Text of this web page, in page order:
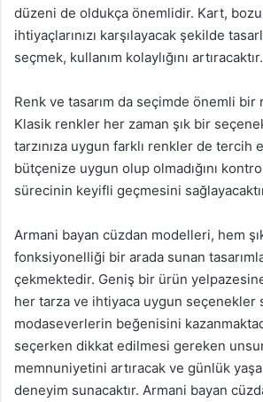
düzeni de oldukça önemlidir. Kart,
ihtiyaçlarınızı karşılayacak şekilde
seçmek, kullanım kolaylığını artıracaktır.
Renk ve tasarım da seçimde önemli bir
Klasik renkler her zaman şık bir
tarzınıza uygun farklı renkler de tercih
bütçenize uygun olup olmadığını
sürecinin keyifli geçmesini
Armani bayan cüzdan modelleri, hem
fonksiyonelliği bir arada sunan
çekmektedir. Geniş bir ürün
her tarza ve ihtiyaca uygun seçenekler
modaseverlerin beğenisini
seçerken dikkat edilmesi gereken
memnuniyetini artıracak ve günlük
deneyim sunacaktır. Armani bayan